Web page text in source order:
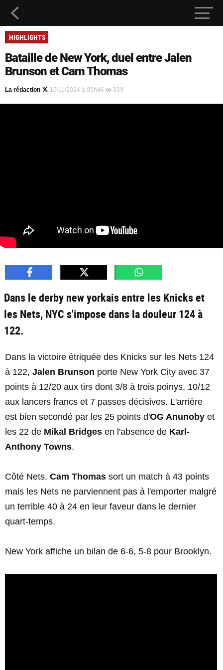
HIGHLIGHTS
Bataille de New York, duel entre Jalen
Brunson et Cam Thomas
La rédaction 16/11/2024 à 09h46 339
Dans le derby new yorkais entre les Knicks et
les Nets, NYC s'impose dans la douleur 124 à
122.
Dans la victoire étriquée des Knicks sur les Nets 124
à 122, Jalen Brunson porte New York City avec 37
points à 12/20 aux tirs dont 3/8 à trois poinys, 10/12
aux lancers francs et 7 passes décisives. L'arrière
est bien secondé par les 25 points d'OG Anunoby et
les 22 de Mikal Bridges en l'absence de Karl-
Anthony Towns.
Côté Nets, Cam Thomas sort un match à 43 points
mais les Nets ne parviennent pas à l'emporter malgré
un terrible 40 à 24 en leur faveur dans le dernier
quart-temps.
New York affiche un bilan de 6-6, 5-8 pour Brooklyn.